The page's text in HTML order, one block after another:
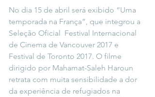
No dia 15 de abril será exibido “Uma
temporada na França”, que integrou a
Seleção Oficial  Festival Internacional
de Cinema de Vancouver 2017 e
Festival de Toronto 2017. O filme
dirigido por Mahamat-Saleh Haroun
retrata com muita sensibilidade a dor
da experiência de refugiados na